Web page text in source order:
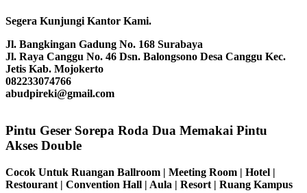
Segera Kunjungi Kantor Kami.
Jl. Bangkingan Gadung No. 168 Surabaya
Jl. Raya Canggu No. 46 Dsn. Balongsono Desa Canggu Kec.
Jetis Kab. Mojokerto
082233074766
abudpireki@gmail.com
Pintu Geser Sorepa Roda Dua Memakai Pintu
Akses Double
Cocok Untuk Ruangan Ballroom | Meeting Room | Hotel |
Restourant | Convention Hall | Aula | Resort | Ruang Kampus